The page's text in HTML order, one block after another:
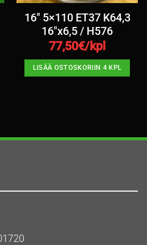
16″ 5×110 ET37 K64,3
16″x6,5 / H576
77,50€/kpl
LISÄÄ OSTOSKORIIN 4 KPL